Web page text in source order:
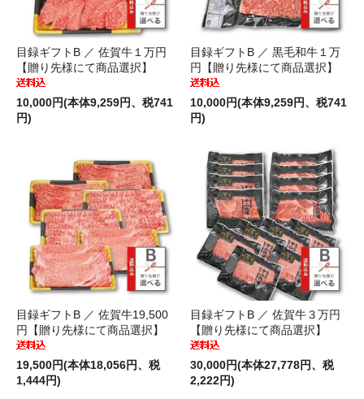
目録ギフトB ／ 佐賀牛１万円
【贈り先様にて商品選択】
10,000円(本体9,259円、税741
円)
目録ギフトB ／ 黒毛和牛１万
円【贈り先様にて商品選択】
10,000円(本体9,259円、税741
円)
目録ギフトB ／ 佐賀牛19,500
円【贈り先様にて商品選択】
19,500円(本体18,056円、税
1,444円)
目録ギフトB ／ 佐賀牛３万円
【贈り先様にて商品選択】
30,000円(本体27,778円、税
2,222円)